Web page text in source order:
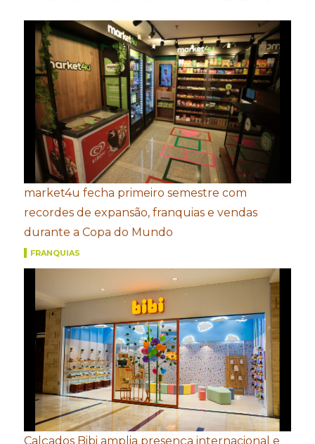
market4u fecha primeiro semestre com
recordes de expansão, franquias e vendas
durante a Copa do Mundo
FRANQUIAS
Calçados Bibi amplia presença internacional e